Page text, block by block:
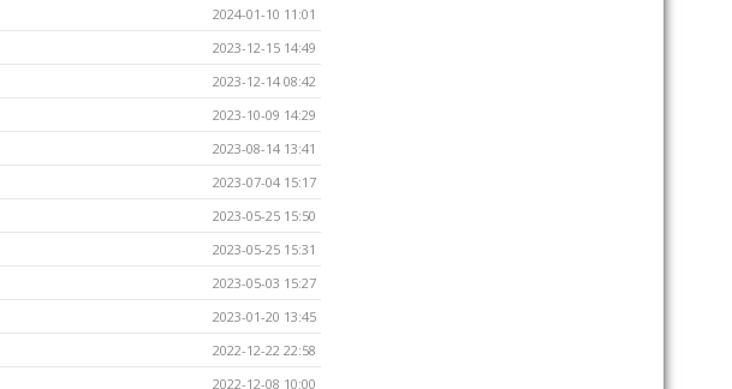
2024-01-10 11:01
2023-12-15 14:49
2023-12-14 08:42
2023-10-09 14:29
2023-08-14 13:41
2023-07-04 15:17
2023-05-25 15:50
2023-05-25 15:31
2023-05-03 15:27
2023-01-20 13:45
2022-12-22 22:58
2022-12-08 10:00